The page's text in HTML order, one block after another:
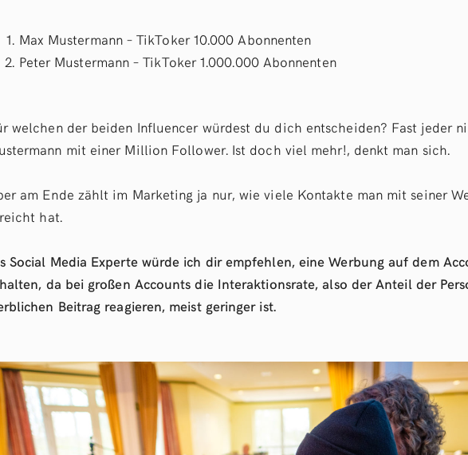
Max Mustermann – TikToker 10.000 Abonnenten
Peter Mustermann – TikToker 1.000.000 Abonnenten
welchen der beiden Influencer würdest du dich entscheiden? Fast jeder
mit einer Million Follower. Ist doch viel mehr!, denkt man sich.
am Ende zählt im Marketing ja nur, wie viele Kontakte man mit seiner
hat.
Social Media Experte würde ich dir empfehlen, eine Werbung auf dem
da bei großen Accounts die Interaktionsrate, also der Anteil der
Beitrag reagieren, meist geringer ist.